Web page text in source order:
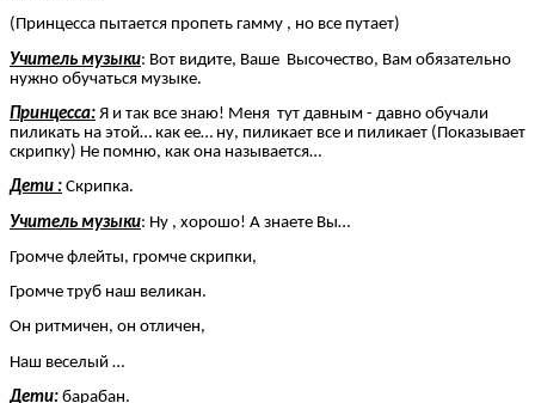
(Принцесса пытается пропеть гамму , но все путает)
Учитель музыки: Вот видите, Ваше Высочество, Вам обязательно
нужно обучаться музыке.
Принцесса: Я и так все знаю! Меня тут давным - давно обучали
пиликать на этой… как ее… ну, пиликает все и пиликает (Показывает
скрипку) Не помню, как она называется…
Дети : Скрипка.
Учитель музыки: Ну , хорошо! А знаете Вы…
Громче флейты, громче скрипки,
Громче труб наш великан.
Он ритмичен, он отличен,
Наш веселый …
Дети: барабан.